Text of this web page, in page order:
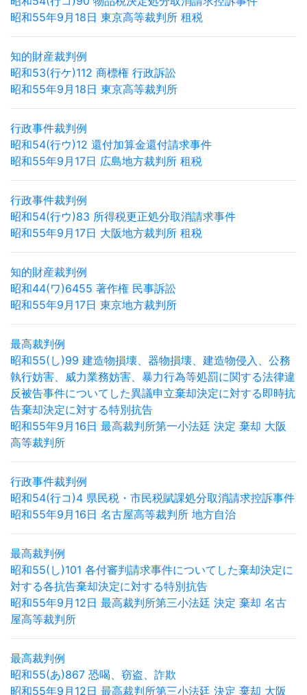
昭和55年9月18日 東京高等裁判所 租税
知的財産裁判例
昭和53(行ケ)112 商標権 行政訴訟
昭和55年9月18日 東京高等裁判所
行政事件裁判例
昭和54(行ウ)12 還付加算金還付請求事件
昭和55年9月17日 広島地方裁判所 租税
行政事件裁判例
昭和54(行ウ)83 所得税更正処分取消請求事件
昭和55年9月17日 大阪地方裁判所 租税
知的財産裁判例
昭和44(ワ)6455 著作権 民事訴訟
昭和55年9月17日 東京地方裁判所
最高裁判例
昭和55(し)99 建造物損壊、器物損壊、建造物侵入、公務
執行妨害、威力業務妨害、暴力行為等処罰に関する法律違
反被告事件についてした異議申立棄却決定に対する即時抗
告棄却決定に対する特別抗告
昭和55年9月16日 最高裁判所第一小法廷 決定 棄却 大阪
高等裁判所
行政事件裁判例
昭和54(行コ)4 県民税・市民税賦課処分取消請求控訴事件
昭和55年9月16日 名古屋高等裁判所 地方自治
最高裁判例
昭和55(し)101 各付審判請求事件についてした棄却決定に
対する各抗告棄却決定に対する特別抗告
昭和55年9月12日 最高裁判所第三小法廷 決定 棄却 名古
屋高等裁判所
最高裁判例
昭和55(あ)867 恐喝、窃盗、詐欺
昭和55年9月12日 最高裁判所第三小法廷 決定 棄却 大阪